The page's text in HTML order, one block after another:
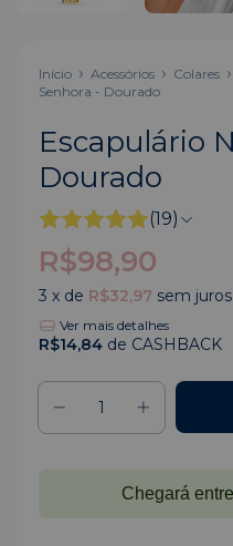
Início Acessórios Colares
Senhora - Dourado
Escapulário
Dourado
(19)
R$98,90
3 x de R$32,97 sem juros
Ver mais detalhes
R$14,84 de CASHBACK
Chegará entre